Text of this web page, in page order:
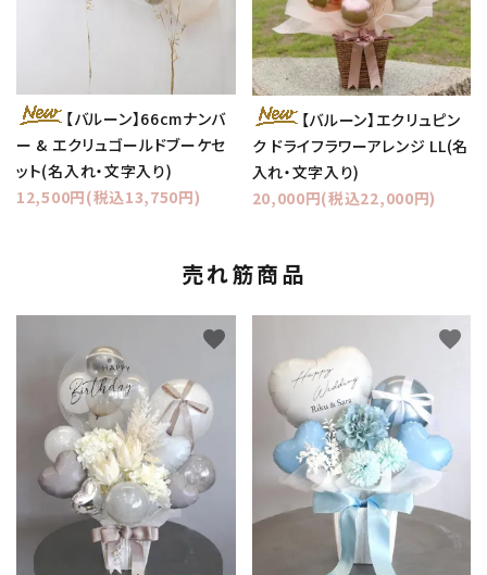
【バルーン】66cmナンバ
ー & エクリュゴールドブーケセ
ット(名入れ・文字入り)
12,500円(税込13,750円)
【バルーン】エクリュピン
ク ドライフラワーアレンジ LL(名
入れ・文字入り)
20,000円(税込22,000円)
売れ筋商品
favorite favorite